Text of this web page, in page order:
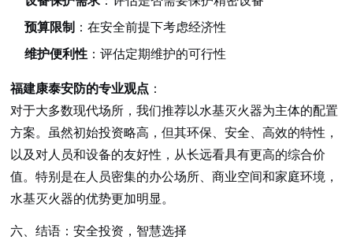
预算限制 ：在安全前提下考虑经济性
维护便利性 ：评估定期维护的可行性
福建康泰安防的专业观点 ：
对于大多数现代场所，我们推荐以水基灭火器为主体的配置
方案。虽然初始投资略高，但其环保、安全、高效的特性，
以及对人员和设备的友好性，从长远看具有更高的综合价
值。特别是在人员密集的办公场所、商业空间和家庭环境，
水基灭火器的优势更加明显。
六、结语：安全投资，智慧选择